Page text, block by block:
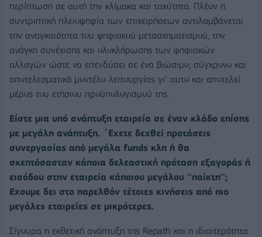
περίπτωση σε αυτή την κλίμακα και ταχύτητα. Πλέον η
συντριπτική πλειοψηφία των επιχειρήσεων αντιλαμβάνεται
την αναγκαιότητα του ψηφιακού μετασχηματισμού, την
ανάγκη συνέχισης και ολοκλήρωσης των ψηφιακών
αλλαγών ώστε να επενδύσει σε ένα βιώσιμο, σύγχρονο και
αποτελεσματικό μοντέλο λειτουργίας γι’ αυτο και αποτελεί
μέρος του ετήσιου προϋπολογισμού της.
Είστε μια υπό ανάπτυξη εταιρεία σε έναν κλάδο επίσης
με μεγάλη ανάπτυξη. ΄Εχετε δεχθεί προτάσεις
συνεργασίας από μεγάλα funds κλπ ή θα
σκεπτόσασταν κάποια δελεαστική πρόταση εξαγοράς ή
εισόδου στην εταιρεία κάποιου μεγάλου ''παίκτη'';
Εχουμε δει στο παρελθόν τέτοιες κινήσεις από πιο
μεγάλες εταιρείες σε μικρότερες.
Σίγουρα η εκθετική ανάπτυξη της Repath και η ιδιαιτερότητα